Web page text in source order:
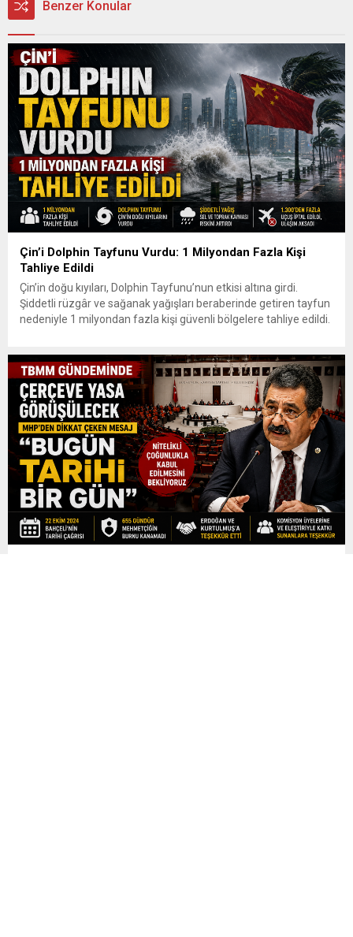
Benzer Konular
Çin’i Dolphin Tayfunu Vurdu: 1 Milyondan Fazla Kişi
Tahliye Edildi
Çin’in doğu kıyıları, Dolphin Tayfunu’nun etkisi altına girdi.
Şiddetli rüzgâr ve sağanak yağışları beraberinde getiren tayfun
nedeniyle 1 milyondan fazla kişi güvenli bölgelere tahliye edildi.
Ağustos Pazar günü Çin’in doğu kıyılarında karaya ulaştı....